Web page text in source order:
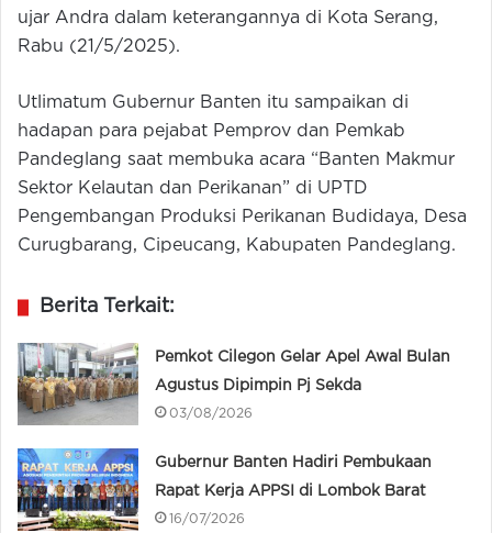
ujar Andra dalam keterangannya di Kota Serang,
Rabu (21/5/2025).
Utlimatum Gubernur Banten itu sampaikan di
hadapan para pejabat Pemprov dan Pemkab
Pandeglang saat membuka acara “Banten Makmur
Sektor Kelautan dan Perikanan” di UPTD
Pengembangan Produksi Perikanan Budidaya, Desa
Curugbarang, Cipeucang, Kabupaten Pandeglang.
Berita Terkait:
Pemkot Cilegon Gelar Apel Awal Bulan
Agustus Dipimpin Pj Sekda
03/08/2026
Gubernur Banten Hadiri Pembukaan
Rapat Kerja APPSI di Lombok Barat
16/07/2026